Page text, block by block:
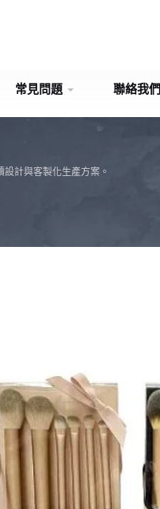
常見問題 聯絡我們
計與客製化生產方案。